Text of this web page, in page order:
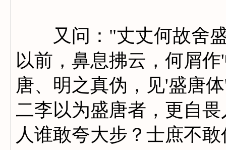
又问："丈丈何故舍盛
以前，鼻息拂云，何屑
唐、明之真伪，见'盛唐
二李以为盛唐者，更自
人谁敢夸大步？士庶不